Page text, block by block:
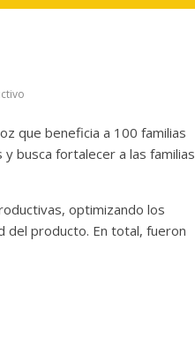
que beneficia a 100 familias
busca fortalecer a las familias
optimizando los
del producto. En total, fueron